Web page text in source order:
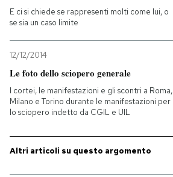
I MIEI PREFERITI
SHOP
CALENDARIO
AREA PERSONALE
Entra
E ci si chiede se rappresenti molti come lui, o
se sia un caso limite
12/12/2014
Le foto dello sciopero generale
I cortei, le manifestazioni e gli scontri a Roma,
Milano e Torino durante le manifestazioni per
lo sciopero indetto da CGIL e UIL
Altri articoli su questo argomento